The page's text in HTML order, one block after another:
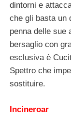
dintorni e
che gli basta un
penna delle sue
bersaglio con
esclusiva è
Spettro che
sostituire.
Incineroar